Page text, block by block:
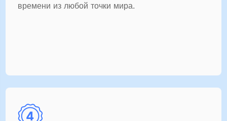
времени из любой точки мира.